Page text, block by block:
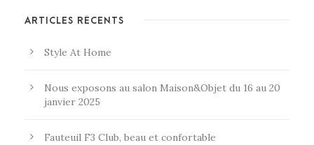
ARTICLES RÉCENTS
Style At Home
Nous exposons au salon Maison&Objet du 16 au 20
janvier 2025
Fauteuil F3 Club, beau et confortable